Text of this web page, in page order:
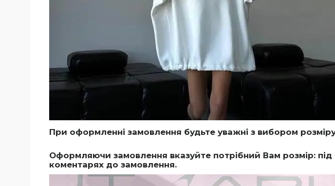
При оформленні замовлення будьте уважні з вибором
Оформляючи замовлення вказуйте потрібний Вам розмір:
коментарях до замовлення.